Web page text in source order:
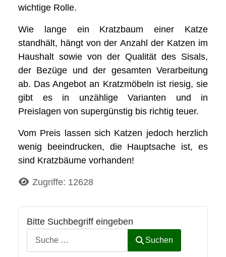
Bitte Suchbegriff eingeben
Suchen
wichtige Rolle.
Wie lange ein Kratzbaum einer Katze
standhält, hängt von der Anzahl der Katzen im
Haushalt sowie von der Qualität des Sisals,
der Bezüge und der gesamten Verarbeitung
ab. Das Angebot an Kratzmöbeln ist riesig, sie
gibt es in unzählige Varianten und in
Preislagen von supergünstig bis richtig teuer.
Vom Preis lassen sich Katzen jedoch herzlich
wenig beeindrucken, die Hauptsache ist, es
sind Kratzbäume vorhanden!
DetailsZugriffe: 12628